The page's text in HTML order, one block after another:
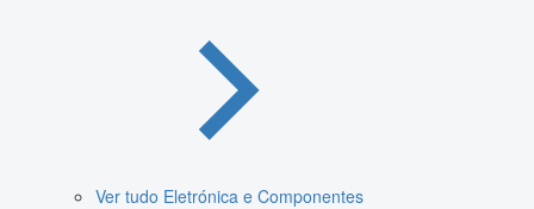
Ver tudo Eletrónica e Componentes